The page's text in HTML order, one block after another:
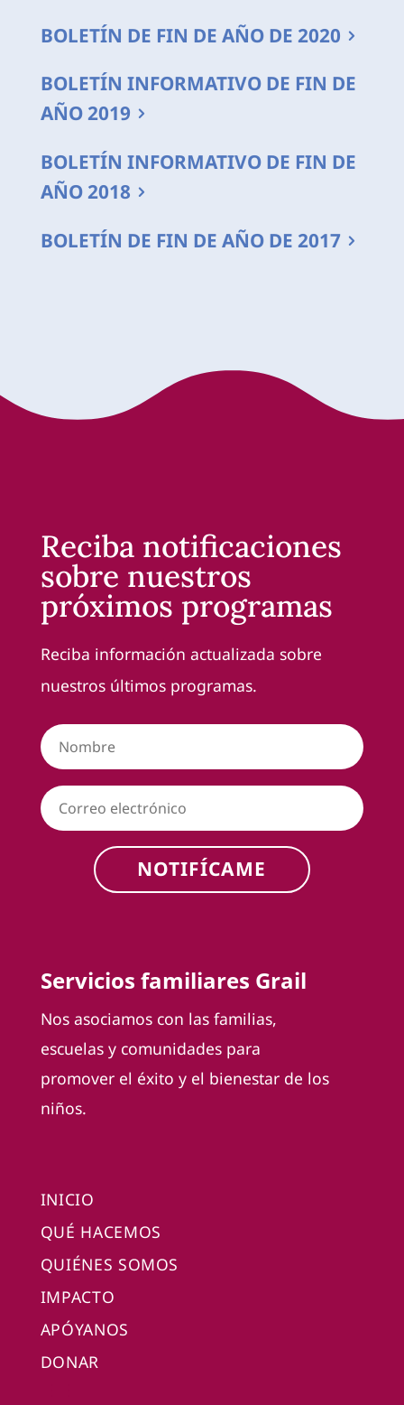
BOLETÍN DE FIN DE AÑO DE 2020
BOLETÍN INFORMATIVO DE FIN DE
AÑO 2019
BOLETÍN INFORMATIVO DE FIN DE
AÑO 2018
BOLETÍN DE FIN DE AÑO DE 2017
Reciba notificaciones
sobre nuestros
próximos programas
Reciba información actualizada sobre
nuestros últimos programas.
NOTIFÍCAME
Servicios familiares Grail
Nos asociamos con las familias,
escuelas y comunidades para
promover el éxito y el bienestar de los
niños.
INICIO
QUÉ HACEMOS
QUIÉNES SOMOS
IMPACTO
APÓYANOS
DONAR